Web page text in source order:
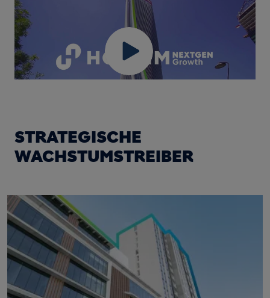
STRATEGISCHE
WACHSTUMSTREIBER